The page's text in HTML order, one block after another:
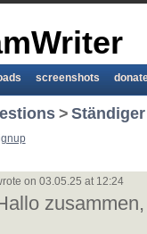
screenshots
> Ständiger
on 03.05.25 at 12:24
zusammen,